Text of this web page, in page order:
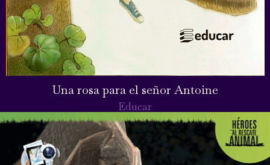
Una rosa para el señor Antoine
Educar